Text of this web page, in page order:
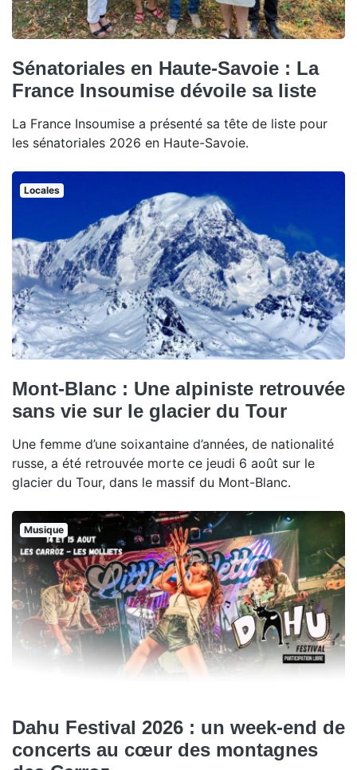
Sénatoriales en Haute-Savoie : La
France Insoumise dévoile sa liste
La France Insoumise a présenté sa tête de liste pour
les sénatoriales 2026 en Haute-Savoie.
Locales
Mont-Blanc : Une alpiniste retrouvée
sans vie sur le glacier du Tour
Une femme d’une soixantaine d’années, de nationalité
russe, a été retrouvée morte ce jeudi 6 août sur le
glacier du Tour, dans le massif du Mont-Blanc.
Musique
Dahu Festival 2026 : un week-end de
concerts au cœur des montagnes